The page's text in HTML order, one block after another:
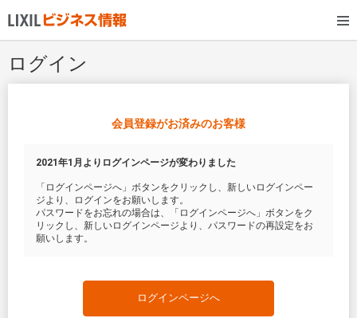
ログイン
会員登録がお済みのお客様
2021年1月よりログインページが変わりました
「ログインページへ」ボタンをクリックし、新しいログインペー
ジより、ログインをお願いします。
パスワードをお忘れの場合は、「ログインページへ」ボタンをク
リックし、新しいログインページより、パスワードの再設定をお
願いします。
ログインページへ